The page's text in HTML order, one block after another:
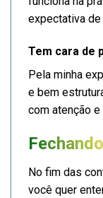
expectativa
Tem cara de
Pela minha
e bem
com atenção
No fim das
você quer